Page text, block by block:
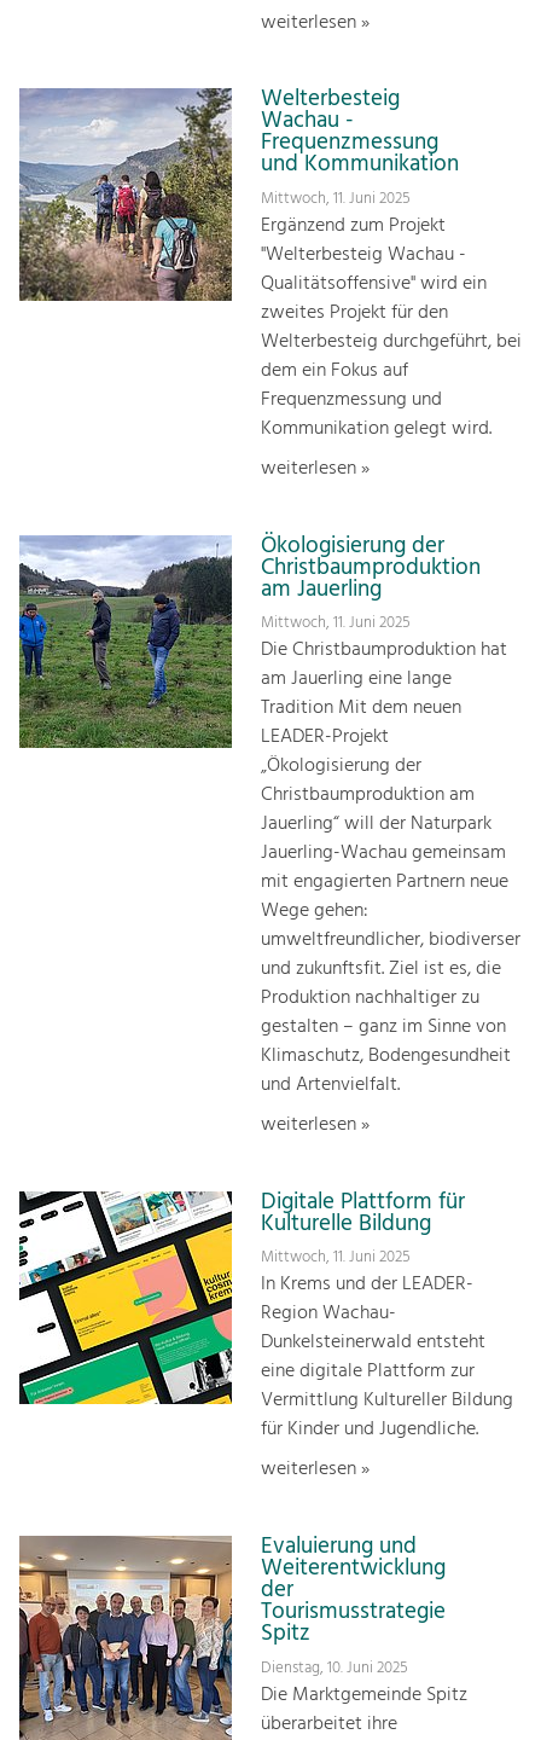
weiterlesen »
Welterbesteig
Wachau -
Frequenzmessung
und Kommunikation
Mittwoch, 11. Juni 2025
Ergänzend zum Projekt
"Welterbesteig Wachau -
Qualitätsoffensive" wird ein
zweites Projekt für den
Welterbesteig durchgeführt, bei
dem ein Fokus auf
Frequenzmessung und
Kommunikation gelegt wird.
weiterlesen »
Ökologisierung der
Christbaumproduktion
am Jauerling
Mittwoch, 11. Juni 2025
Die Christbaumproduktion hat
am Jauerling eine lange
Tradition Mit dem neuen
LEADER-Projekt
„Ökologisierung der
Christbaumproduktion am
Jauerling“ will der Naturpark
Jauerling-Wachau gemeinsam
mit engagierten Partnern neue
Wege gehen:
umweltfreundlicher, biodiverser
und zukunftsfit. Ziel ist es, die
Produktion nachhaltiger zu
gestalten – ganz im Sinne von
Klimaschutz, Bodengesundheit
und Artenvielfalt.
weiterlesen »
Digitale Plattform für
Kulturelle Bildung
Mittwoch, 11. Juni 2025
In Krems und der LEADER-
Region Wachau-
Dunkelsteinerwald entsteht
eine digitale Plattform zur
Vermittlung Kultureller Bildung
für Kinder und Jugendliche.
weiterlesen »
Evaluierung und
Weiterentwicklung
der
Tourismusstrategie
Spitz
Dienstag, 10. Juni 2025
Die Marktgemeinde Spitz
überarbeitet ihre